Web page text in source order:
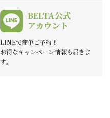
BELTA公式
アカウント
LINEで簡単ご予約！
お得なキャンペーン情報も届きま
す。